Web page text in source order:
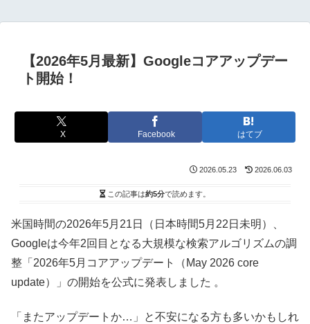
【2026年5月最新】Googleコアアップデー
ト開始！
X Facebook はてブ
2026.05.23 2026.06.03
この記事は約5分で読めます。
米国時間の2026年5月21日（日本時間5月22日未明）、
Googleは今年2回目となる大規模な検索アルゴリズムの調
整「2026年5月コアアップデート（May 2026 core
update）」の開始を公式に発表しました 。
「またアップデートか…」と不安になる方も多いかもしれ